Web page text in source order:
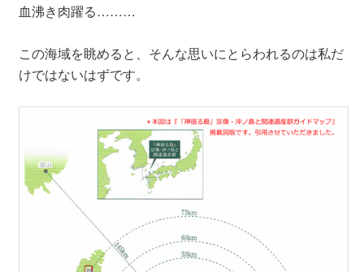
血沸き肉躍る………
この海域を眺めると、そんな思いにとらわれるのは私だ
けではないはずです。